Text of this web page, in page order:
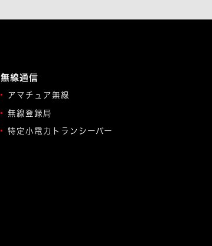
無線通信
アマチュア無線
無線登録局
特定小電力トランシーバー